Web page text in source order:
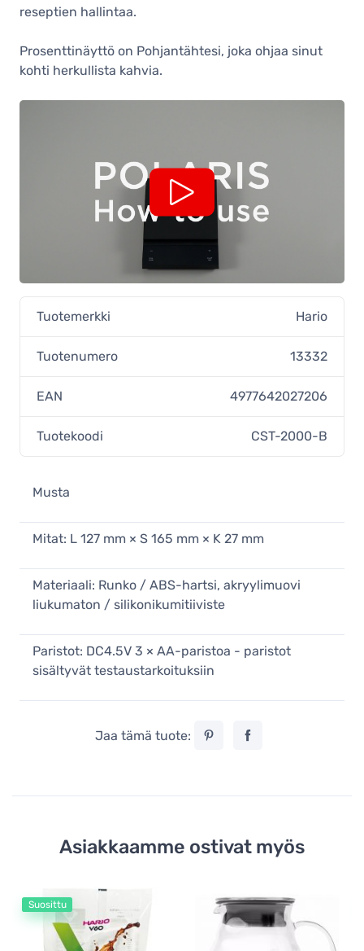
reseptien hallintaa.
Prosenttinäyttö on Pohjantähtesi, joka ohjaa sinut
kohti herkullista kahvia.
Tuotemerkki Hario
Tuotenumero 13332
EAN 4977642027206
Tuotekoodi CST-2000-B
Musta
Mitat: L 127 mm × S 165 mm × K 27 mm
Materiaali: Runko / ABS-hartsi, akryylimuovi
liukumaton / silikonikumitiiviste
Paristot: DC4.5V 3 × AA-paristoa - paristot
sisältyvät testaustarkoituksiin
Jaa tämä tuote:
Asiakkaamme ostivat myös
Suosittu